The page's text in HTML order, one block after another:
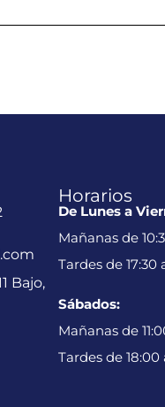
Bajo,
Horarios
De Lunes a
Mañanas de
Tardes de 17:30
Sábados:
Mañanas de
Tardes de 18:00